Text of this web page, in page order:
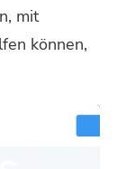
mit
können,